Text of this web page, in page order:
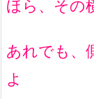
ほら、そ
あれでも、
よ